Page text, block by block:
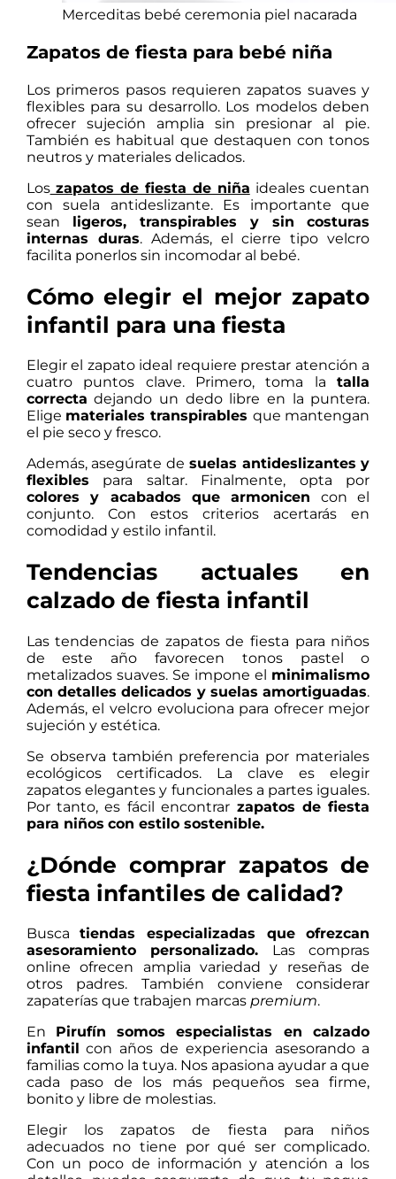
Merceditas bebé ceremonia piel nacarada
Zapatos de fiesta para bebé niña
Los primeros pasos requieren zapatos suaves y
flexibles para su desarrollo. Los modelos deben
ofrecer sujeción amplia sin presionar al pie.
También es habitual que destaquen con tonos
neutros y materiales delicados.
Loszapatos de fiesta de niña ideales cuentan
con suela antideslizante. Es importante que
sean ligeros, transpirables y sin costuras
internas duras. Además, el cierre tipo velcro
facilita ponerlos sin incomodar al bebé.
Cómo elegir el mejor zapato
infantil para una fiesta
Elegir el zapato ideal requiere prestar atención a
cuatro puntos clave. Primero, toma latalla
correcta dejando un dedo libre en la puntera.
Elige materiales transpirables que mantengan
el pie seco y fresco.
Además, asegúrate de suelas antideslizantes y
flexibles para saltar. Finalmente, opta por
colores y acabados que armonicen con el
conjunto. Con estos criterios acertarás en
comodidad y estilo infantil.
Tendencias actuales en
calzado de fiesta infantil
Las tendencias de zapatos de fiesta para niños
de este año favorecen tonos pastel o
metalizados suaves. Se impone el minimalismo
con detalles delicados y suelas amortiguadas.
Además, el velcro evoluciona para ofrecer mejor
sujeción y estética.
Se observa también preferencia por materiales
ecológicos certificados. La clave es elegir
zapatos elegantes y funcionales a partes iguales.
Por tanto, es fácil encontrar zapatos de fiesta
para niños con estilo sostenible.
¿Dónde comprar zapatos de
fiesta infantiles de calidad?
Buscatiendas especializadas que ofrezcan
asesoramiento personalizado. Las compras
online ofrecen amplia variedad y reseñas de
otros padres. También conviene considerar
zapaterías que trabajen marcas premium.
En Pirufín
somos especialistas en calzado
infantil con años de experiencia asesorando a
familias como la tuya. Nos apasiona ayudar a que
cada paso de los más pequeños sea firme,
bonito y libre de molestias.
Elegir los zapatos de fiesta para niños
adecuados no tiene por qué ser complicado.
Con un poco de información y atención a los